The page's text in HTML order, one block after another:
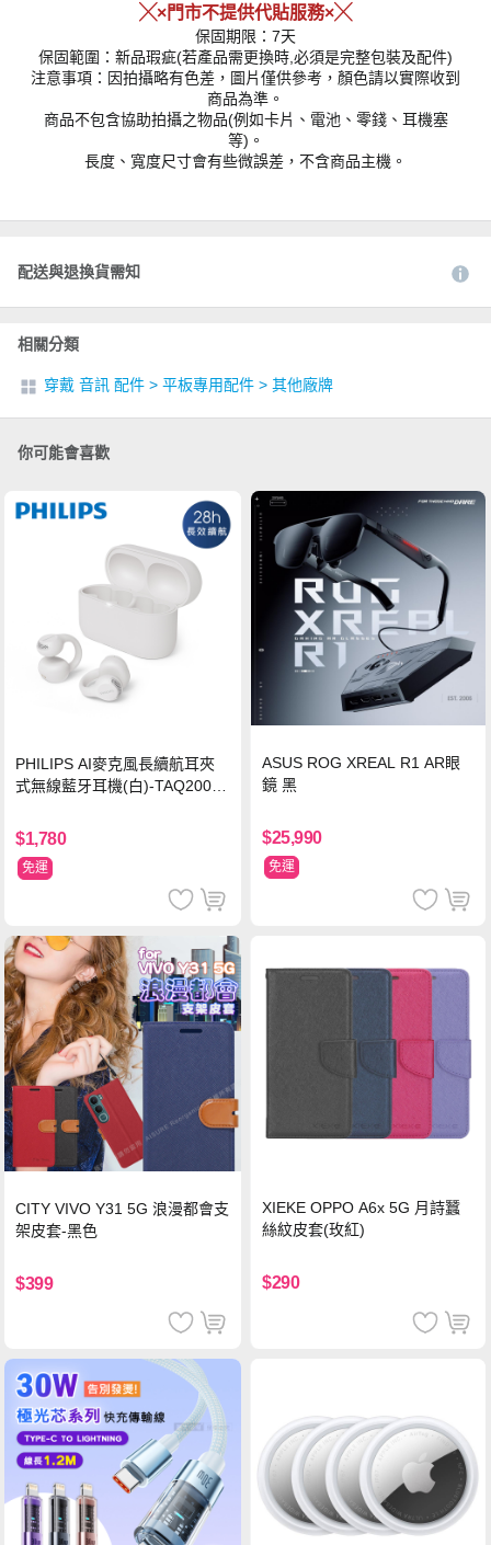
╳×門市不提供代貼服務×╳
保固期限：7天
保固範圍：新品瑕疵(若產品需更換時,必須是完整包裝及配件)
注意事項：因拍攝略有色差，圖片僅供參考，顏色請以實際收到
商品為準。
商品不包含協助拍攝之物品(例如卡片、電池、零錢、耳機塞
等)。
長度、寬度尺寸會有些微誤差，不含商品主機。
配送與退換貨需知
相關分類
穿戴 音訊 配件 > 平板專用配件 > 其他廠牌
你可能會喜歡
PHILIPS AI麥克風長續航耳夾
式無線藍牙耳機(白)-TAQ2000
$1,780
免運
ASUS ROG XREAL R1 AR眼
鏡 黑
$25,990
免運
CITY VIVO Y31 5G 浪漫都會支
架皮套-黑色
$399
XIEKE OPPO A6x 5G 月詩蠶
絲紋皮套(玫紅)
$290